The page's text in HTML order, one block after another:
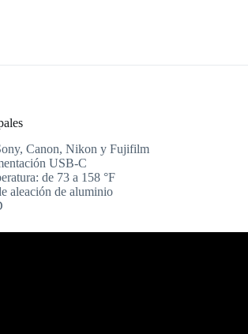
Canon, Nikon y Fujifilm
USB-C
de 73 a 158 °F
aleación de aluminio